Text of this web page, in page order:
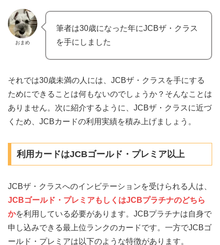
おまめ
筆者は30歳になった年にJCBザ・クラス
を手にしました
それでは30歳未満の人には、JCBザ・クラスを手にする
ためにできることは何もないのでしょうか？そんなことは
ありません。次に紹介するように、JCBザ・クラスに近づ
くため、JCBカードの利用実績を積み上げましょう。
利用カードはJCBゴールド・プレミア以上
JCBザ・クラスへのインビテーションを受けられる人は、
JCBゴールド・プレミアもしくはJCBプラチナのどちら
かを利用している必要があります。JCBプラチナは自身で
申し込みできる最上位ランクのカードです。一方でJCBゴ
ールド・プレミアは以下のような特徴があります。